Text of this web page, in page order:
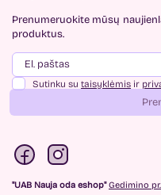
Prenumeruokite mūsų
produktus.
Sutinku su taisyklėmis ir
"UAB Nauja oda eshop" Gedimino